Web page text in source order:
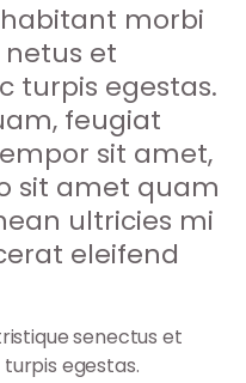
morbi
et
turpis egestas.
feugiat
sit amet,
sit amet quam
ultricies mi
eleifend
senectus et
egestas.